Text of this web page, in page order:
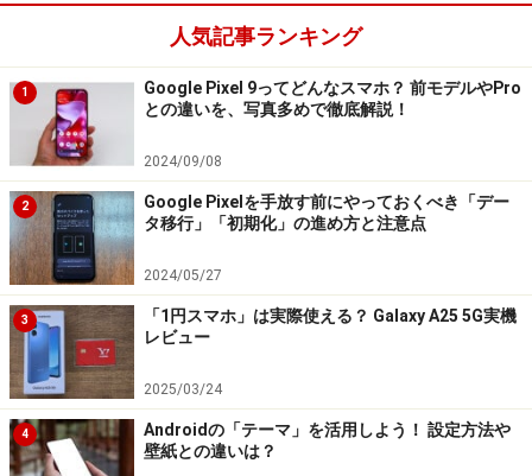
必要なサービスを手軽に追加できる
「povo（ポヴォ）」
続いてKDDIの「povo（ポヴォ）」ですが、こちらは
「au」ブランドのオンライン専用料金プランという位置
付け。月額2480円で高速データ通信量が20GBと、ahamo
より500円安い料金設定がなされていますが、その分音
声通話は30秒20円の従量制になります。
KDDIの「povo」は、1回5分の無料通話をオプションにして
月額料金を2480円と、ahamoより安く設定している
そうしたことから音声通話をあまり使っていない人であ
人気記事ランキング
1
Google Pixel 9ってどんなスマホ？ 前モデルやPro
との違いを、写真多めで徹底解説！
2024/09/08
2
Google Pixelを手放す前にやっておくべき「デー
タ移行」「初期化」の進め方と注意点
2024/05/27
3
「1円スマホ」は実際使える？ Galaxy A25 5G実機
レビュー
2025/03/24
4
Androidの「テーマ」を活用しよう！ 設定方法や
壁紙との違いは？